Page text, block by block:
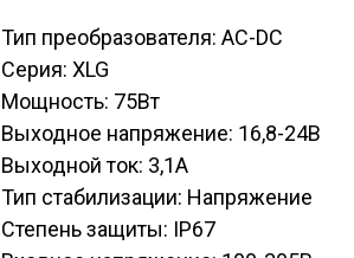
Тип преобразователя: AC-DC
Серия: XLG
Мощность: 75Вт
Выходное напряжение: 16,8-24В
Выходной ток: 3,1А
Тип стабилизации: Напряжение
Степень защиты: IP67